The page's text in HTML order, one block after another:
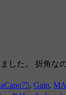
た。 折角な
, Gain,